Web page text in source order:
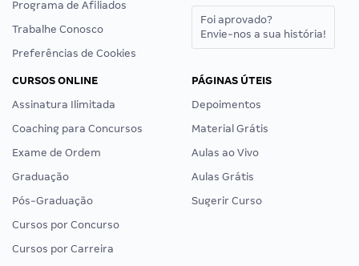
Programa de Afiliados
Trabalhe Conosco
Preferências de Cookies
Foi aprovado?
Envie-nos a sua história!
CURSOS ONLINE
Assinatura Ilimitada
Coaching para Concursos
Exame de Ordem
Graduação
Pós-Graduação
Cursos por Concurso
Cursos por Carreira
PÁGINAS ÚTEIS
Depoimentos
Material Grátis
Aulas ao Vivo
Aulas Grátis
Sugerir Curso